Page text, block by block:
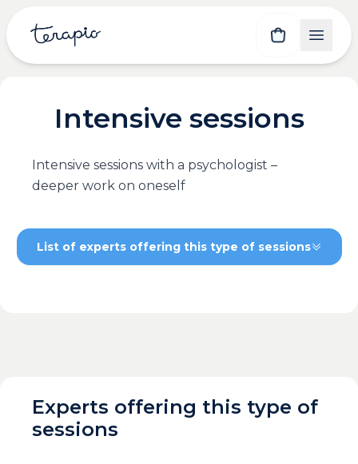
Intensive sessions
Intensive sessions with a psychologist –
deeper work on oneself
List of experts offering this type of sessions
Experts offering this type of
sessions